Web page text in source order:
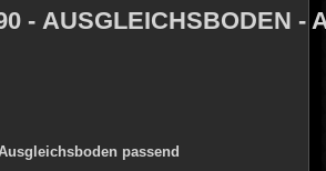
- AUSGLEICHSBODEN -
passend